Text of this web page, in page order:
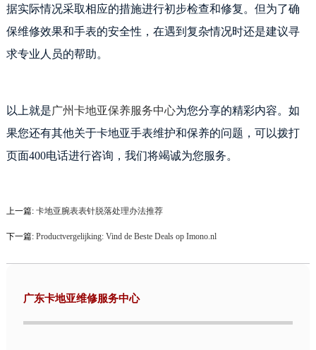
据实际情况采取相应的措施进行初步检查和修复。但为了确
保维修效果和手表的安全性，在遇到复杂情况时还是建议寻
求专业人员的帮助。
以上就是广州卡地亚保养服务中心为您分享的精彩内容。如
果您还有其他关于卡地亚手表维护和保养的问题，可以拨打
页面400电话进行咨询，我们将竭诚为您服务。
上一篇: 卡地亚腕表表针脱落处理办法推荐
下一篇: Productvergelijking: Vind de Beste Deals op Imono.nl
广东卡地亚维修服务中心